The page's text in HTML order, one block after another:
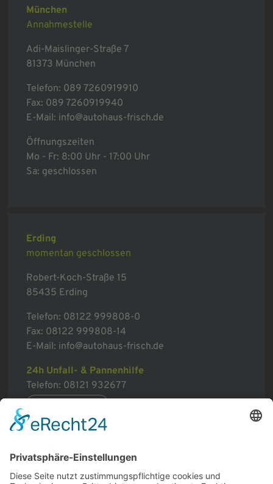
München
Annahmestelle
Adi-Maislinger-Straße 7
81373 München
Telefon: 089 7260919910
Fax: 089 7260919940
E-Mail: info@autohaus-frisch.de
Öffnungszeiten
Mo - Fr: 8:00 Uhr - 17:00 Uhr
Sa: geschlossen
Erding
momentan geschlossen
Robert-Koch-Straße 15
85435 Erding
Telefon: 08122 999808-0
Fax: 08122 999808-14
E-Mail: info@autohaus-frisch.de
24h Unfall- & Pannenhilfe
Telefon: 08121 932677
Sitemap
Home